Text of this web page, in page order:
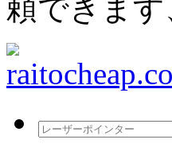
頼できま